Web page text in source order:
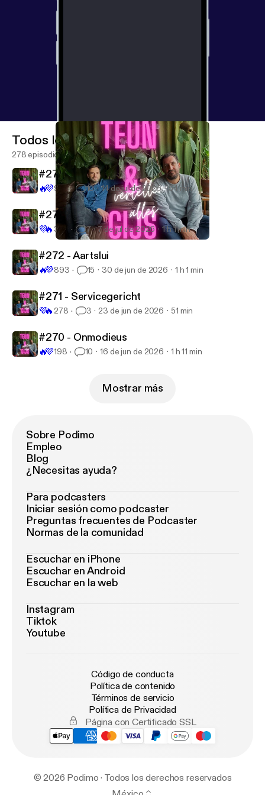
Teun en Gijs vertellen alles
Todos los episodios
278 episodios
#274 - Gekalmeerd
🔥💜972 10 14 de jul de 2026 54 min
#273 - Impromptu
💜🔥 345 7 7 de jul de 2026 1 h 1 min
#272 - Aartslui
🔥💜893 15 30 de jun de 2026 1 h 1 min
#271 - Servicegericht
💜🔥 278 3 23 de jun de 2026 51 min
#270 - Onmodieus
🔥💜198 10 16 de jun de 2026 1 h 11 min
Mostrar más
Sobre Podimo
Empleo
Blog
¿Necesitas ayuda?
Para podcasters
Iniciar sesión como podcaster
Preguntas frecuentes de Podcaster
Normas de la comunidad
Escuchar en iPhone
Escuchar en Android
Escuchar en la web
Instagram
Tiktok
Youtube
Código de conducta
Política de contenido
Términos de servicio
Política de Privacidad
Página con Certificado SSL
© 2026 Podimo · Todos los derechos reservados